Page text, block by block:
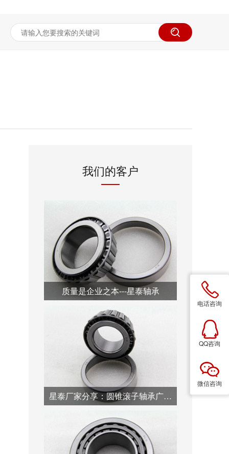
我们的客户
质量是企业之本---星泰轴承
星泰厂家分享：圆锥滚子轴承广泛用于汽车行业
电话咨询
QQ咨询
微信咨询